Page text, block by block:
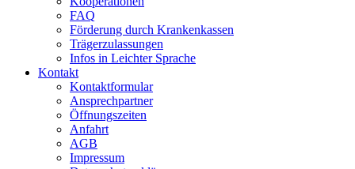
FAQ
Förderung durch Krankenkassen
Trägerzulassungen
Infos in Leichter Sprache
Kontakt
Kontaktformular
Ansprechpartner
Öffnungszeiten
Anfahrt
AGB
Impressum